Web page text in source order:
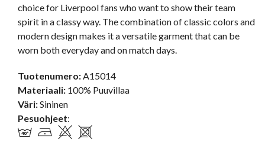
choice for Liverpool fans who want to show their team
spirit in a classy way. The combination of classic colors and
modern design makes it a versatile garment that can be
worn both everyday and on match days.
Tuotenumero:A15014
Materiaali: 100% Puuvillaa
Väri:Sininen
Pesuohjeet: